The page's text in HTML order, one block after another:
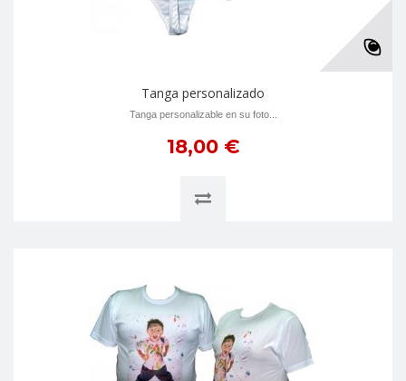
Tanga personalizado
Tanga personalizable en su foto...
18,00 €